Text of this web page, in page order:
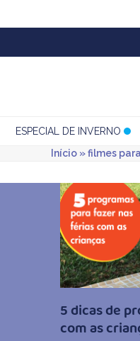
ESPECIAL DE INVERNO
Início »filmes
5 dicas de
com as